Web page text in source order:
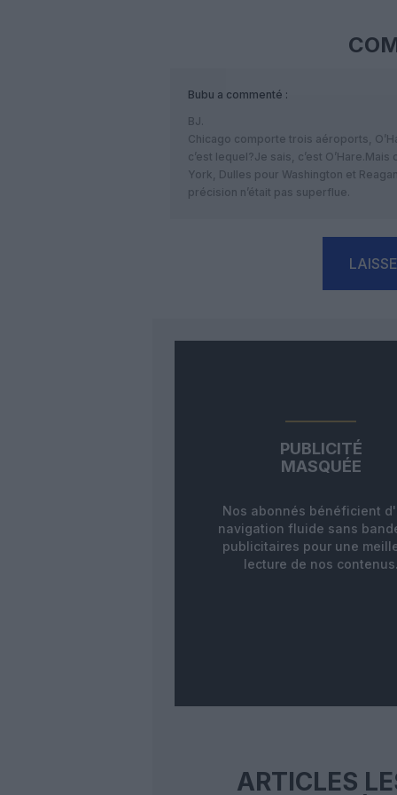
Bubu a commenté :
BJ.
Chicago comporte trois aéroports,
c’est lequel?Je sais, c’est
York, Dulles pour Washington et
précision n’était pas superflue.
PUBLICITÉ
MASQUÉE
Nos abonnés bénéficient
navigation fluide sans
publicitaires pour une
lecture de nos contenus.
ARTICLES